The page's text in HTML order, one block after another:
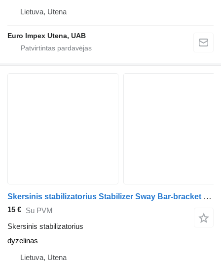
Lietuva, Utena
Euro Impex Utena, UAB
Skersinis stabilizatorius Stabilizer Sway Bar-bracket sunkvežimio Scania 4-series
15 € Su PVM
Skersinis stabilizatorius
dyzelinas
Lietuva, Utena